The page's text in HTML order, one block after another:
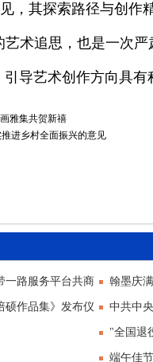
，其探索路径与创作
术追思，也是一次
导艺术创作方向具有
雅集共贺新禧
进乡村全面振兴的意见
一路服务平台共商 翰墨庆
作品集》发布仪 中共中
意见
"全国退
端午佳